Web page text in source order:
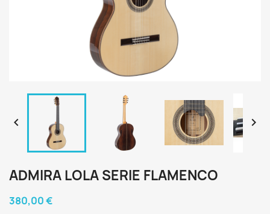
 
ADMIRA LOLA SERIE FLAMENCO
380,00 €